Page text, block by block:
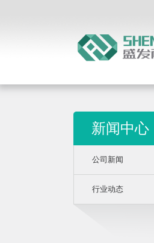
新闻中心
公司新闻
行业动态